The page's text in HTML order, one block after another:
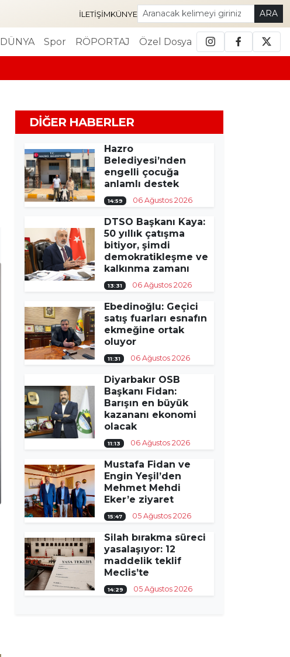
İLETIŞIMKÜNYE ARA
DÜNYA Spor RÖPORTAJ Özel Dosya
DIĞER HABERLER
Hazro
Belediyesi’nden
engelli çocuğa
anlamlı destek
14:59 06 Ağustos 2026
DTSO Başkanı Kaya:
50 yıllık çatışma
bitiyor, şimdi
demokratikleşme ve
kalkınma zamanı
13:31 06 Ağustos 2026
Ebedinoğlu: Geçici
satış fuarları esnafın
ekmeğine ortak
oluyor
11:31 06 Ağustos 2026
Diyarbakır OSB
Başkanı Fidan:
Barışın en büyük
kazananı ekonomi
olacak
11:13 06 Ağustos 2026
Mustafa Fidan ve
Engin Yeşil’den
Mehmet Mehdi
Eker’e ziyaret
15:47 05 Ağustos 2026
Silah bırakma süreci
yasalaşıyor: 12
maddelik teklif
Meclis’te
14:29 05 Ağustos 2026